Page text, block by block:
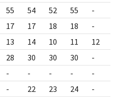
55 54 52 55 -
17 17 18 18 -
13 14 10 11 12
28 30 30 30 -
- - - - -
- 22 23 24 -